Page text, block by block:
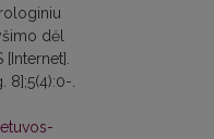
dėl
8];5(4):0-.